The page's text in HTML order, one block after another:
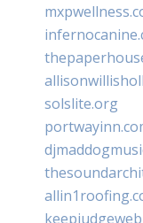
solslite.org